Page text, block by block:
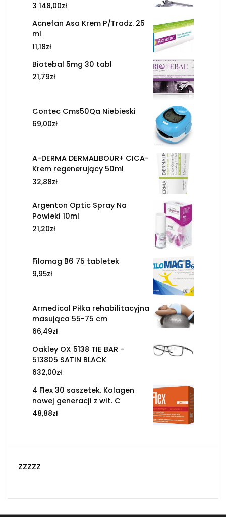
3 148,00zł
Acnefan Asa Krem P/Tradz. 25
ml
11,18zł
Biotebal 5mg 30 tabl
21,79zł
Contec Cms50Qa Niebieski
69,00zł
A-DERMA DERMALIBOUR+ CICA-
Krem regenerujący 50ml
32,88zł
Argenton Optic Spray Na
Powieki 10ml
21,20zł
Filomag B6 75 tabletek
9,95zł
Armedical Piłka rehabilitacyjna
masująca 55-75 cm
66,49zł
Oakley OX 5138 TIE BAR -
513805 SATIN BLACK
632,00zł
4 Flex 30 saszetek. Kolagen
nowej generacji z wit. C
48,88zł
zzzzz